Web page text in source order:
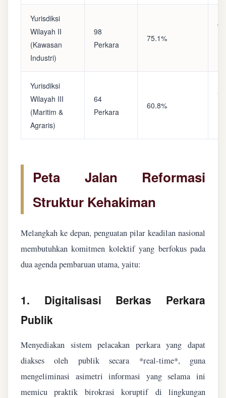
Yurisdiksi
Wilayah II
(Kawasan
Industri)
98
Perkara
75.1%
Yurisdiksi
Wilayah III
(Maritim &
Agraris)
64
Perkara
60.8%
Peta Jalan Reformasi
Struktur Kehakiman
Melangkah ke depan, penguatan pilar keadilan nasional
membutuhkan komitmen kolektif yang berfokus pada
dua agenda pembaruan utama, yaitu:
1. Digitalisasi Berkas Perkara
Publik
Menyediakan sistem pelacakan perkara yang dapat
diakses oleh publik secara *real-time*, guna
mengeliminasi asimetri informasi yang selama ini
memicu praktik birokrasi koruptif di lingkungan